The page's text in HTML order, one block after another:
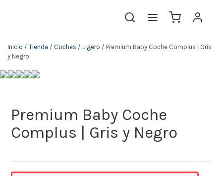
Inicio / Tienda / Coches / Ligero / Premium Baby Coche Complus | Gris
y Negro
Premium Baby Coche
Complus | Gris y Negro